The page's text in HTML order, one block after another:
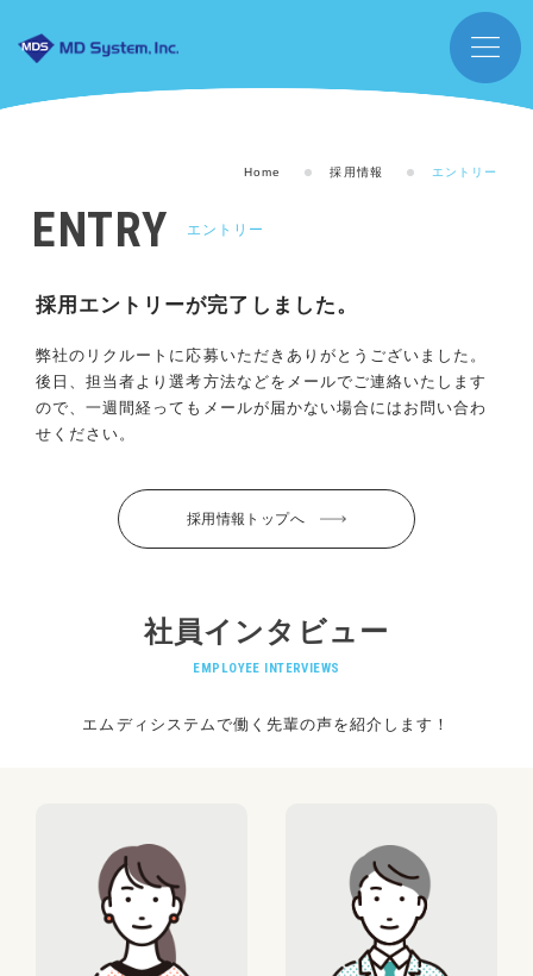
Home 採用情報 エントリー
ENTRY エントリー
採用エントリーが完了しました。
弊社のリクルートに応募いただきありがとうございました。
後日、担当者より選考方法などをメールでご連絡いたします
ので、一週間経ってもメールが届かない場合にはお問い合わ
せください。
採用情報トップへ
社員インタビュー
EMPLOYEE INTERVIEWS
エムディシステムで働く先輩の声を紹介します！